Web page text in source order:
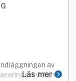
av
Läs mer